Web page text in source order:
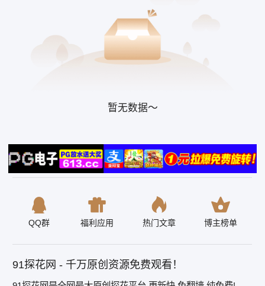
暂无数据～
QQ群 福利应用 热门文章 博主榜单
91探花网 - 千万原创资源免费观看！